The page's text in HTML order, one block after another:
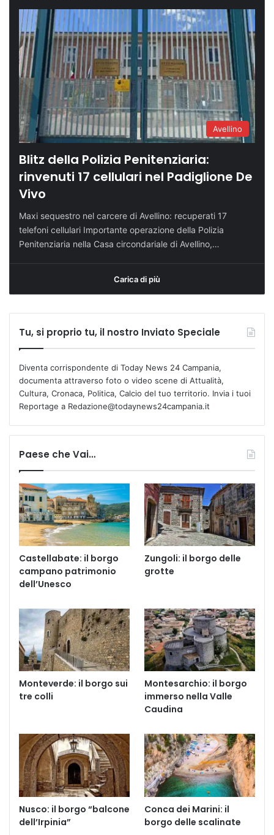
Avellino
Blitz della Polizia Penitenziaria:
rinvenuti 17 cellulari nel Padiglione De
Vivo
Maxi sequestro nel carcere di Avellino: recuperati 17
telefoni cellulari Importante operazione della Polizia
Penitenziaria nella Casa circondariale di Avellino,…
Carica di più
Tu, si proprio tu, il nostro Inviato Speciale
Diventa corrispondente di Today News 24 Campania,
documenta attraverso foto o video scene di Attualità,
Cultura, Cronaca, Politica, Calcio del tuo territorio. Invia i tuoi
Reportage a Redazione@todaynews24campania.it
Paese che Vai…
Castellabate: il borgo
campano patrimonio
dell’Unesco
Zungoli: il borgo delle
grotte
Monteverde: il borgo sui
tre colli
Montesarchio: il borgo
immerso nella Valle
Caudina
Nusco: il borgo “balcone
dell’Irpinia”
Conca dei Marini: il
borgo delle scalinate